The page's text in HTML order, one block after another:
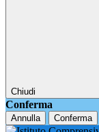
Chiudi
Conferma
Annulla Conferma